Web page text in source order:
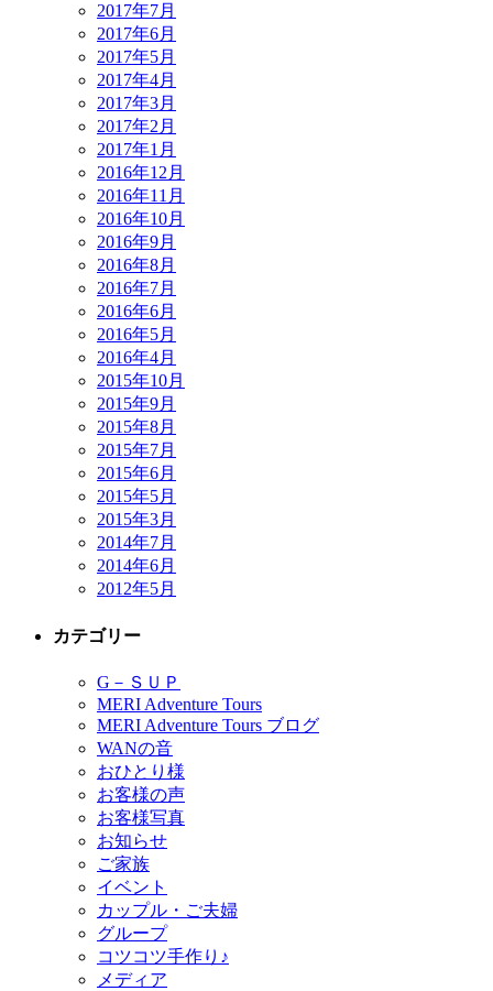
2017年7月
2017年6月
2017年5月
2017年4月
2017年3月
2017年2月
2017年1月
2016年12月
2016年11月
2016年10月
2016年9月
2016年8月
2016年7月
2016年6月
2016年5月
2016年4月
2015年10月
2015年9月
2015年8月
2015年7月
2015年6月
2015年5月
2015年3月
2014年7月
2014年6月
2012年5月
カテゴリー
G－ＳＵＰ
MERI Adventure Tours
MERI Adventure Tours ブログ
WANの音
おひとり様
お客様の声
お客様写真
お知らせ
ご家族
イベント
カップル・ご夫婦
グループ
コツコツ手作り♪
メディア